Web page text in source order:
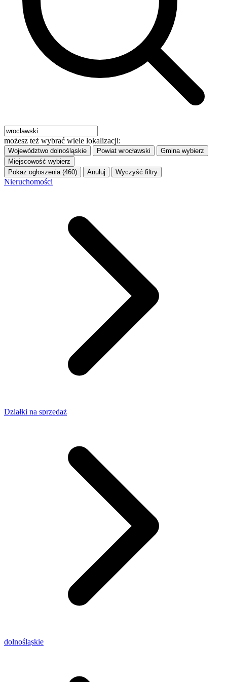
możesz też wybrać wiele lokalizacji:
Województwo dolnośląskie Powiat wrocławski Gmina wybierz
Miejscowość wybierz
Pokaż ogłoszenia (460)
Anuluj Wyczyść filtry
Nieruchomości
Działki na sprzedaż
dolnośląskie